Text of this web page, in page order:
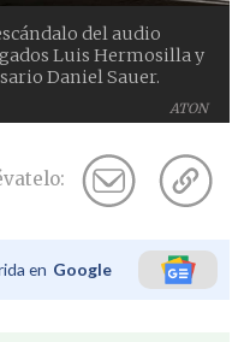
ATON
del audio
Luis Hermosilla y
Daniel Sauer.
en Google